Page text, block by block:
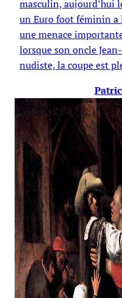
masculin, aujourd’hui
un Euro foot féminin a
une menace
lorsque son oncle
nudiste, la coupe est